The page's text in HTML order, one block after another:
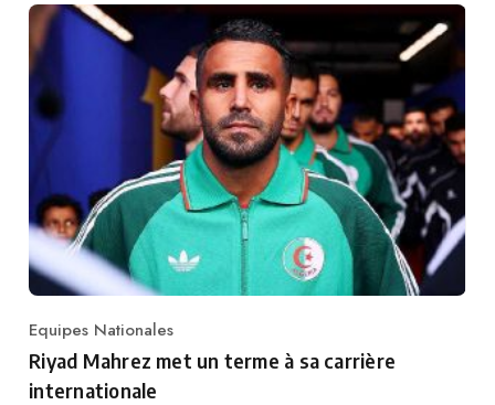
Category
Equipes Nationales
Riyad Mahrez met un terme à sa carrière
internationale